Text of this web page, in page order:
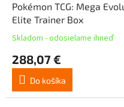
Pokémon TCG: Mega
Elite Trainer Box
Skladom - odosielame ihneď
288,07 €
Do košíka